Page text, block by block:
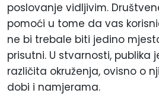
poslovanje vidljivim.
pomoći u tome da vas
ne bi trebale biti jedino
prisutni. U stvarnosti, publika
različita okruženja, ovisno o
dobi i namjerama.